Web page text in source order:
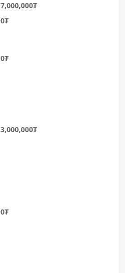
7,000,000₮
0₮
0₮
3,000,000₮
0₮